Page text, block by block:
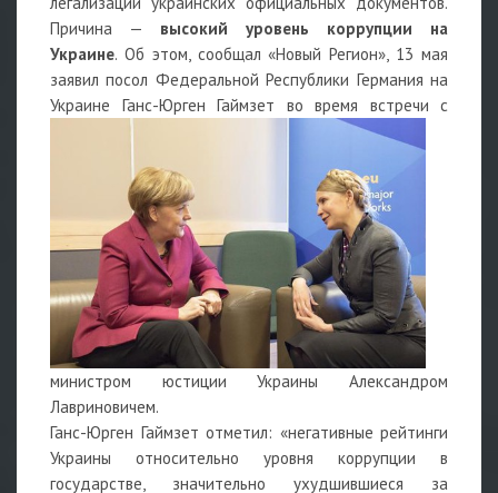
Причина — высокий уровень коррупции на
Украине. Об этом, сообщал «Новый Регион», 13 мая
заявил посол Федеральной Республики Германия на
Украине Ганс-Юрген Гаймзет во время встречи с
министром юстиции Украины Александром
Лавриновичем.
Ганс-Юрген Гаймзет отметил: «негативные рейтинги
Украины относительно уровня коррупции в
государстве, значительно ухудшившиеся за